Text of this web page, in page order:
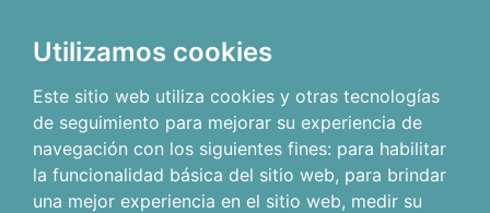
Utilizamos cookies
Este sitio web utiliza cookies y otras tecnologías
de seguimiento para mejorar su experiencia de
navegación con los siguientes fines: para habilitar
la funcionalidad básica del sitio web, para brindar
una mejor experiencia en el sitio web, medir su